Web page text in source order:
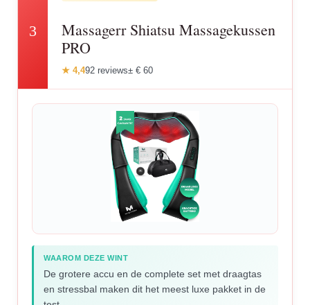
3
Massagerr Shiatsu Massagekussen
PRO
★ 4,492 reviews± € 60
WAAROM DEZE WINT
De grotere accu en de complete set met draagtas
en stressbal maken dit het meest luxe pakket in de